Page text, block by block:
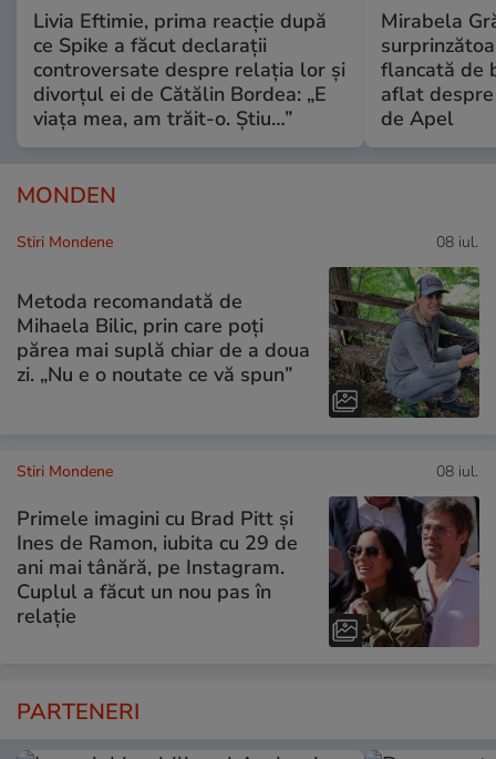
Livia Eftimie, prima reacție după
ce Spike a făcut declarații
controversate despre relația lor și
divorțul ei de Cătălin Bordea: „E
viața mea, am trăit-o. Știu…”
Mirabela
flancată de
aflat
de Apel
MONDEN
Stiri Mondene 08 iul.
Metoda recomandată de
Mihaela Bilic, prin care poți
părea mai suplă chiar de a doua
zi. „Nu e o noutate ce vă spun”
Stiri Mondene 08 iul.
Primele imagini cu Brad Pitt și
Ines de Ramon, iubita cu 29 de
ani mai tânără, pe Instagram.
Cuplul a făcut un nou pas în
relație
PARTENERI